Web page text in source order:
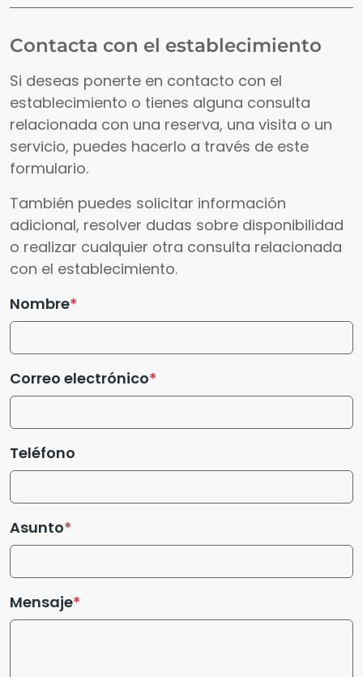
Contacta con el establecimiento
Si deseas ponerte en contacto con el
establecimiento o tienes alguna consulta
relacionada con una reserva, una visita o un
servicio, puedes hacerlo a través de este
formulario.
También puedes solicitar información
adicional, resolver dudas sobre disponibilidad
o realizar cualquier otra consulta relacionada
con el establecimiento.
Nombre
Correo electrónico
Teléfono
Asunto
Mensaje